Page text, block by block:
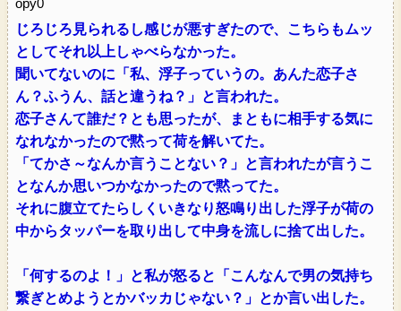
opy0
じろじろ見られるし感じが悪すぎたので、こちらもムッ
としてそれ以上しゃべらなかった。
聞いてないのに「私、浮子っていうの。あんた恋子さ
ん？ふうん、話と違うね？」と言われた。
恋子さんて誰だ？とも思ったが、まともに相手する気に
なれなかったので黙って荷を解いてた。
「てかさ～なんか言うことない？」と言われたが言うこ
となんか思いつかなかったので黙ってた。
それに腹立てたらしくいきなり怒鳴り出した浮子が荷の
中からタッパーを取り出して中身を流しに捨て出した。
「何するのよ！」と私が怒ると「こんなんで男の気持ち
繋ぎとめようとかバッカじゃない？」とか言い出した。